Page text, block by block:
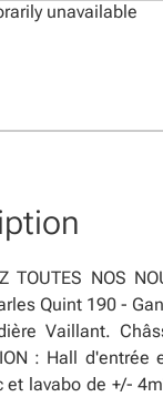
unavailable
TOUTES NOS
Quint 190 -
Vaillant.
: Hall
et lavabo de +/-